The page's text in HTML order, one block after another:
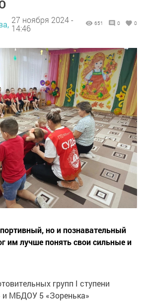
27 ноября 2024 -
14:46
651 0 0
но и познавательный
им лучше понять свои сильные и
групп I ступени
МБДОУ 5 «Зоренька»